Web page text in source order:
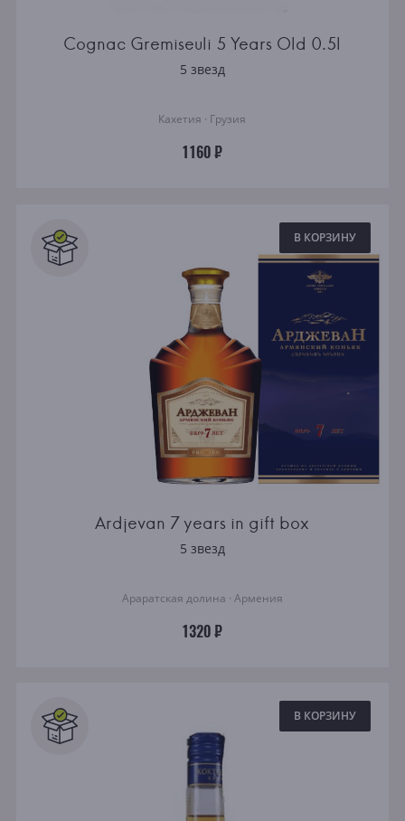
Cognac Gremiseuli 5 Years Old 0.5l
5 звезд
Кахетия · Грузия
1160 ₽
В КОРЗИНУ
Ardjevan 7 years in gift box
5 звезд
Араратская долина · Армения
1320 ₽
В КОРЗИНУ